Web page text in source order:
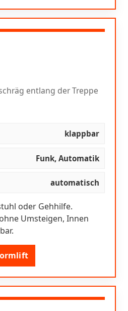
entlang der Treppe
klappbar
Funk, Automatik
automatisch
oder Gehhilfe.
Umsteigen, Innen